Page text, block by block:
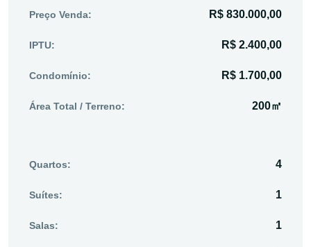
Preço Venda: R$ 830.000,00
IPTU: R$ 2.400,00
Condomínio: R$ 1.700,00
Área Total / Terreno: 200㎡
Quartos: 4
Suítes: 1
Salas: 1